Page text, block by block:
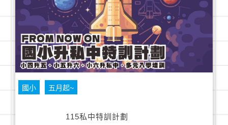
國小 五月起~
115私中特訓計劃